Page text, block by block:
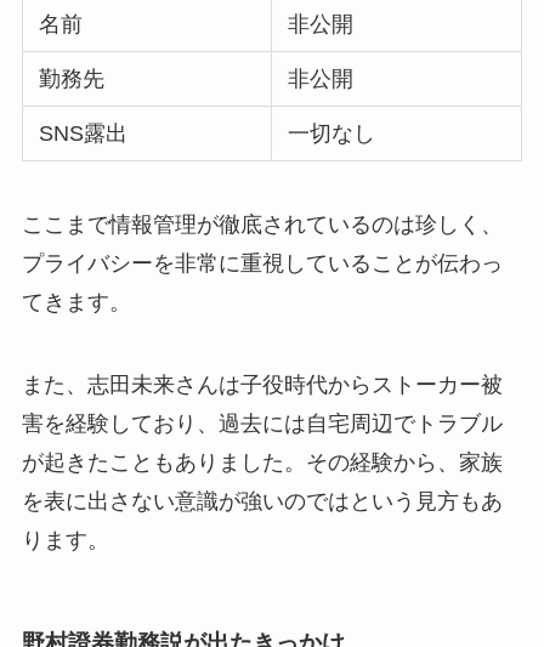
名前 非公開
勤務先 非公開
SNS露出 一切なし
ここまで情報管理が徹底されているのは珍しく、
プライバシーを非常に重視していることが伝わっ
てきます。
また、志田未来さんは子役時代からストーカー被
害を経験しており、過去には自宅周辺でトラブル
が起きたこともありました。その経験から、家族
を表に出さない意識が強いのではという見方もあ
ります。